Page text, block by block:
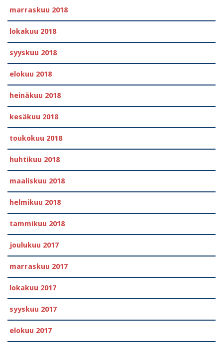
marraskuu 2018
lokakuu 2018
syyskuu 2018
elokuu 2018
heinäkuu 2018
kesäkuu 2018
toukokuu 2018
huhtikuu 2018
maaliskuu 2018
helmikuu 2018
tammikuu 2018
joulukuu 2017
marraskuu 2017
lokakuu 2017
syyskuu 2017
elokuu 2017